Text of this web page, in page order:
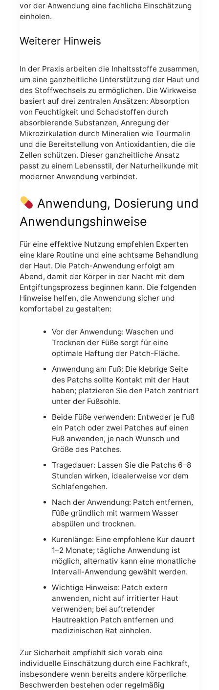
vor der Anwendung eine fachliche Einschätzung
einholen.
Weiterer Hinweis
In der Praxis arbeiten die Inhaltsstoffe zusammen,
um eine ganzheitliche Unterstützung der Haut und
des Stoffwechsels zu ermöglichen. Die Wirkweise
basiert auf drei zentralen Ansätzen: Absorption
von Feuchtigkeit und Schadstoffen durch
absorbierende Substanzen, Anregung der
Mikrozirkulation durch Mineralien wie Tourmalin
und die Bereitstellung von Antioxidantien, die die
Zellen schützen. Dieser ganzheitliche Ansatz
passt zu einem Lebensstil, der Naturheilkunde mit
moderner Anwendung verbindet.
Anwendung, Dosierung und
Anwendungshinweise
Für eine effektive Nutzung empfehlen Experten
eine klare Routine und eine achtsame Behandlung
der Haut. Die Patch-Anwendung erfolgt am
Abend, damit der Körper in der Nacht mit dem
Entgiftungsprozess beginnen kann. Die folgenden
Hinweise helfen, die Anwendung sicher und
komfortabel zu gestalten:
Vor der Anwendung: Waschen und
Trocknen der Füße sorgt für eine
optimale Haftung der Patch-Fläche.
Anwendung am Fuß: Die klebrige Seite
des Patchs sollte Kontakt mit der Haut
haben; platzieren Sie den Patch zentriert
unter der Fußsohle.
Beide Füße verwenden: Entweder je Fuß
ein Patch oder zwei Patches auf einen
Fuß anwenden, je nach Wunsch und
Größe des Patches.
Tragedauer: Lassen Sie die Patchs 6–8
Stunden wirken, idealerweise vor dem
Schlafengehen.
Nach der Anwendung: Patch entfernen,
Füße gründlich mit warmem Wasser
abspülen und trocknen.
Kurenlänge: Eine empfohlene Kur dauert
1–2 Monate; tägliche Anwendung ist
möglich, alternativ kann eine monatliche
Intervall-Anwendung gewählt werden.
Wichtige Hinweise: Patch extern
anwenden, nicht auf irritierter Haut
verwenden; bei auftretender
Hautreaktion Patch entfernen und
medizinischen Rat einholen.
Zur Sicherheit empfiehlt sich vorab eine
individuelle Einschätzung durch eine Fachkraft,
insbesondere wenn bereits andere körperliche
Beschwerden bestehen oder regelmäßig